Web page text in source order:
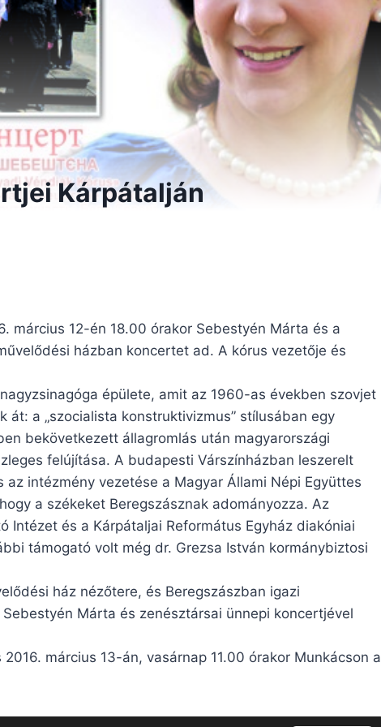
Kárpátalján
március 12-én 18.00 órakor Sebestyén Márta és a
házban koncertet ad. A kórus vezetője és
épülete, amit az 1960-as években szovjet
át: a „szocialista konstruktivizmus” stílusában egy
bekövetkezett állagromlás után magyarországi
felújítása. A budapesti Várszínházban leszerelt
intézmény vezetése a Magyar Állami Népi Együttes
a székeket Beregszásznak adományozza. Az
és a Kárpátaljai Református Egyház diakóniai
támogató volt még dr. Grezsa István kormánybiztosi
ház nézőtere, és Beregszászban igazi
Márta és zenésztársai ünnepi koncertjével
március 13-án, vasárnap 11.00 órakor Munkácson a